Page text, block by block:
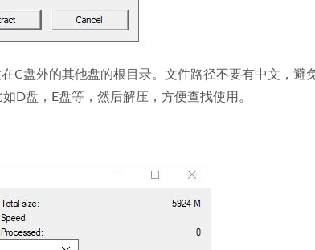
C盘外的其他盘的根目录。文件路径不要有中文，避
D盘，E盘等，然后解压，方便查找使用。